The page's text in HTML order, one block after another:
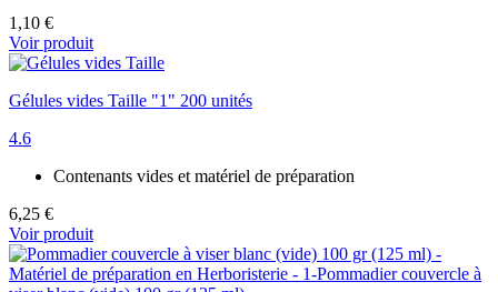
1,10 €
Voir produit
Gélules vides Taille "1" 200 unités
4.6
Contenants vides et matériel de préparation
6,25 €
Voir produit